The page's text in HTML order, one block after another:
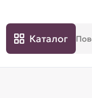
Каталог